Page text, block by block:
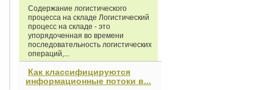
Содержание логистического
процесса на складе Логистический
процесс на складе - это
упорядоченная во времени
последовательность логистических
операций,...
Как классифицируются
информационные потоки в...